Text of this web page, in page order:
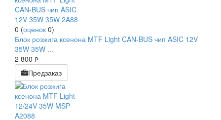
0 (оценок 0)
Блок розжига ксенона MTF Light CAN-BUS чип ASIC 12V
35W 35W ...
2 800 руб.
Предзаказ